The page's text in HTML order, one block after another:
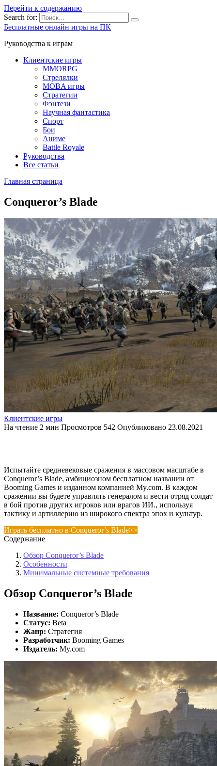
Перейти к содержанию
Search for:
Бесплатные онлайн игры на ПК
Руководства к играм
Клиентские игры
MMORPG
Стрелялки
MOBA игры
Стратегии
Фэнтези
Научная фантастика
Спорт
Бои
Аниме
Battle Royale
Руководства
Все статьи
Главная страница
Conqueror’s Blade
Клиентские игры
На чтение 2 мин Просмотров 542 Опубликовано 23.08.2021
Испытайте средневековые сражения в массовом масштабе в
Conqueror’s Blade, амбициозном бесплатном названии от
Booming Games и изданном компанией My.com. В каждом
сражении вы будете управлять генералом и вести отряд солдат
в бой против других игроков или врагов ИИ., используя
тактику и артиллерию из широкого спектра эпох и культур.
Играть бесплатно в Conqueror’s Blade>>
Содержание
Обзор Conqueror’s Blade
Особенности
Минимальные системные требования
Обзор Conqueror’s Blade
Название: Conqueror’s Blade
Статус: Beta
Жанр: Стратегия
Разработчик: Booming Games
Издатель: My.com